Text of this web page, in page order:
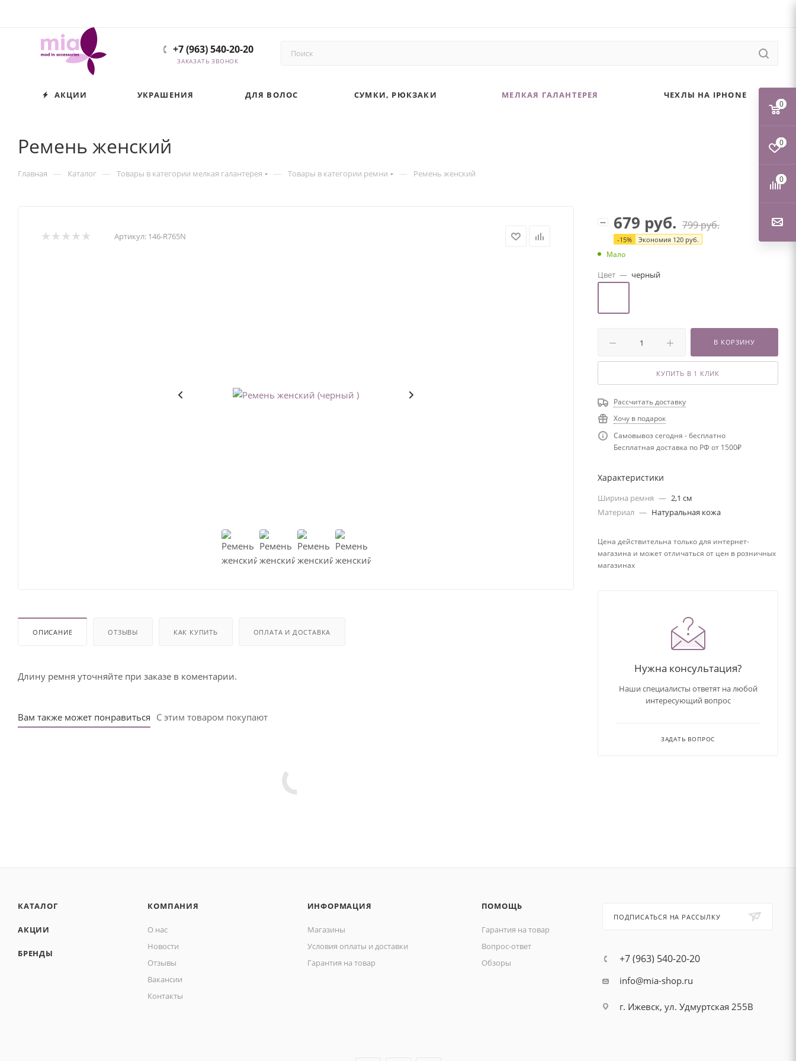
+7 (963) 540-20-20
ЗАКАЗАТЬ ЗВОНОК
АКЦИИ УКРАШЕНИЯ ДЛЯ ВОЛОС СУМКИ, РЮКЗАКИ МЕЛКАЯ ГАЛАНТЕРЕЯ ЧЕХЛЫ НА IPHONE
Ремень женский
Главная — Каталог — Товары в категории мелкая галантерея — Товары в категории ремни — Ремень женский
Артикул: 146-R765N
ОПИСАНИЕ ОТЗЫВЫ КАК КУПИТЬ ОПЛАТА И ДОСТАВКА
Длину ремня уточняйте при заказе в коментарии.
Вам также может понравиться С этим товаром покупают
679 руб. 799руб.
-15% Экономия 120 руб.
Мало
Цвет — черный
В КОРЗИНУ
КУПИТЬ В 1 КЛИК
Рассчитать доставку
Хочу в подарок
Самовывоз сегодня - бесплатно
Бесплатная доставка по РФ от 1500₽
Характеристики
Ширина ремня — 2,1 см
Материал — Натуральная кожа
Цена действительна только для интернет-
магазина и может отличаться от цен в розничных
магазинах
Нужна консультация?
Наши специалисты ответят на любой
интересующий вопрос
ЗАДАТЬ ВОПРОС
КАТАЛОГ
АКЦИИ
БРЕНДЫ
КОМПАНИЯ
О нас
Новости
Отзывы
Вакансии
Контакты
ИНФОРМАЦИЯ
Магазины
Условия оплаты и доставки
Гарантия на товар
ПОМОЩЬ
Гарантия на товар
Вопрос-ответ
Обзоры
ПОДПИСАТЬСЯ НА РАССЫЛКУ
+7 (963) 540-20-20
info@mia-shop.ru
г. Ижевск, ул. Удмуртская 255В
0
0
0